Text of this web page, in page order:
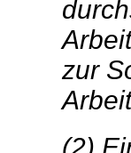
zur